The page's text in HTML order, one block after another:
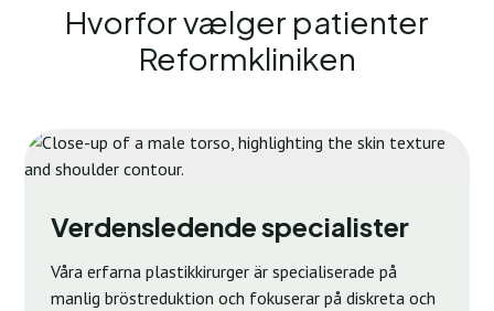
Hvorfor vælger patienter
Reformkliniken
Verdensledende specialister
Våra erfarna plastikkirurger är specialiserade på
manlig bröstreduktion och fokuserar på diskreta och